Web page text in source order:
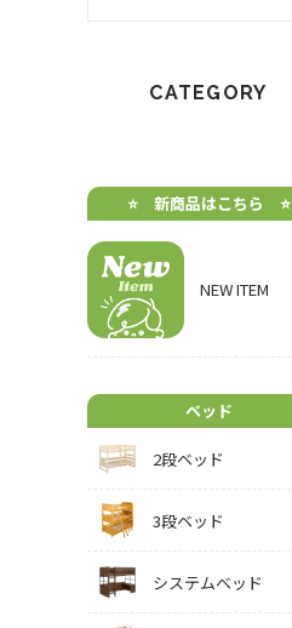
CATEGORY
⭐️ 新商品はこちら ⭐️
NEW ITEM
ベッド
2段ベッド
3段ベッド
システムベッド